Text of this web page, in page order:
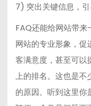
7) 突出关键信息，引
FAQ还能给网站带
网站的专业形象，促
客满意度，甚至可以
上的排名。这也是不
的原因。听到这里你